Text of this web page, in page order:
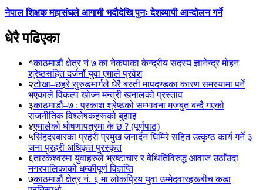
नेपाल शिक्षक महासंघले आगामी भदौदेखि पुनः देशव्यापी आन्दोलन गर्ने
धेरै पढिएका
१काठमाडौं क्षेत्र नं ७ का नेकपाका केन्द्रीय सदस्य ज्ञानेन्द्र मोहन
श्रेष्ठसहित दर्जनौं युवा एमाले प्रवेश
२टोखा–छहरे सुरुङमार्गले धेरै बस्ती मापदण्डका कारण समस्यामा पर्ने
भएकाले विकल्प खोज्न मन्त्री खनालको प्रस्ताव
३काठमाडौं–७ : प्रकाश श्रेष्ठको सम्भावना मजबुत बन्दै गएको
राजनीतिक विश्लेषकहरूको बुझाइ
४एमालेको घोषणापत्रमा के छ ? (पूर्णपाठ)
५सिंहदरबारका प्रहरी प्रमुख जनार्दन घिमिरे सहित उत्कृष्ठ कार्य गर्ने ३
जना प्रहरी अधिकृत पुरस्कृत
६तारकेश्वरमा युवाहरुले भ्रष्टाचार र बेथितिविरुद्ध आवाज उठाँउदा
नगरपालिकाको धम्कीपूर्ण विज्ञप्ति
७काठमाडौं क्षेत्र नं. ६ मा लोकप्रिय युवा उम्मेदवारहरूबीच कडा